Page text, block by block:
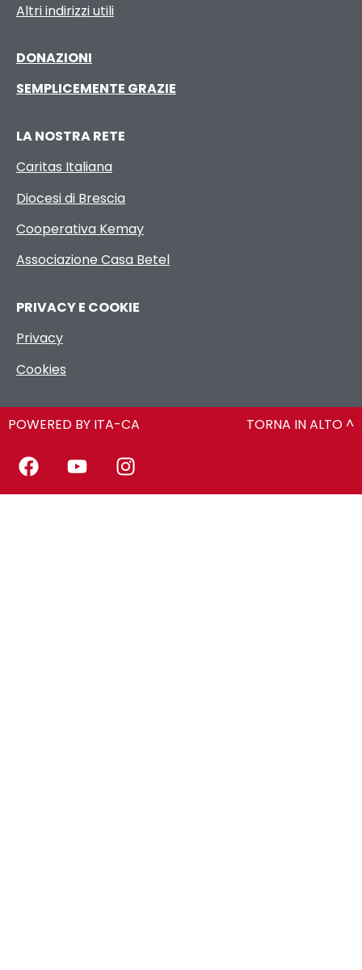
Altri indirizzi utili
DONAZIONI
SEMPLICEMENTE GRAZIE
LA NOSTRA RETE
Caritas Italiana
Diocesi di Brescia
Cooperativa Kemay
Associazione Casa Betel
PRIVACY E COOKIE
Privacy
Cookies
POWERED BY ITA-CA TORNA IN ALTO ^